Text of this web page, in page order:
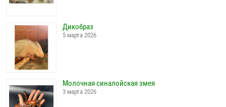
Дикобраз
5 марта 2026
Молочная синалойская змея
3 марта 2026